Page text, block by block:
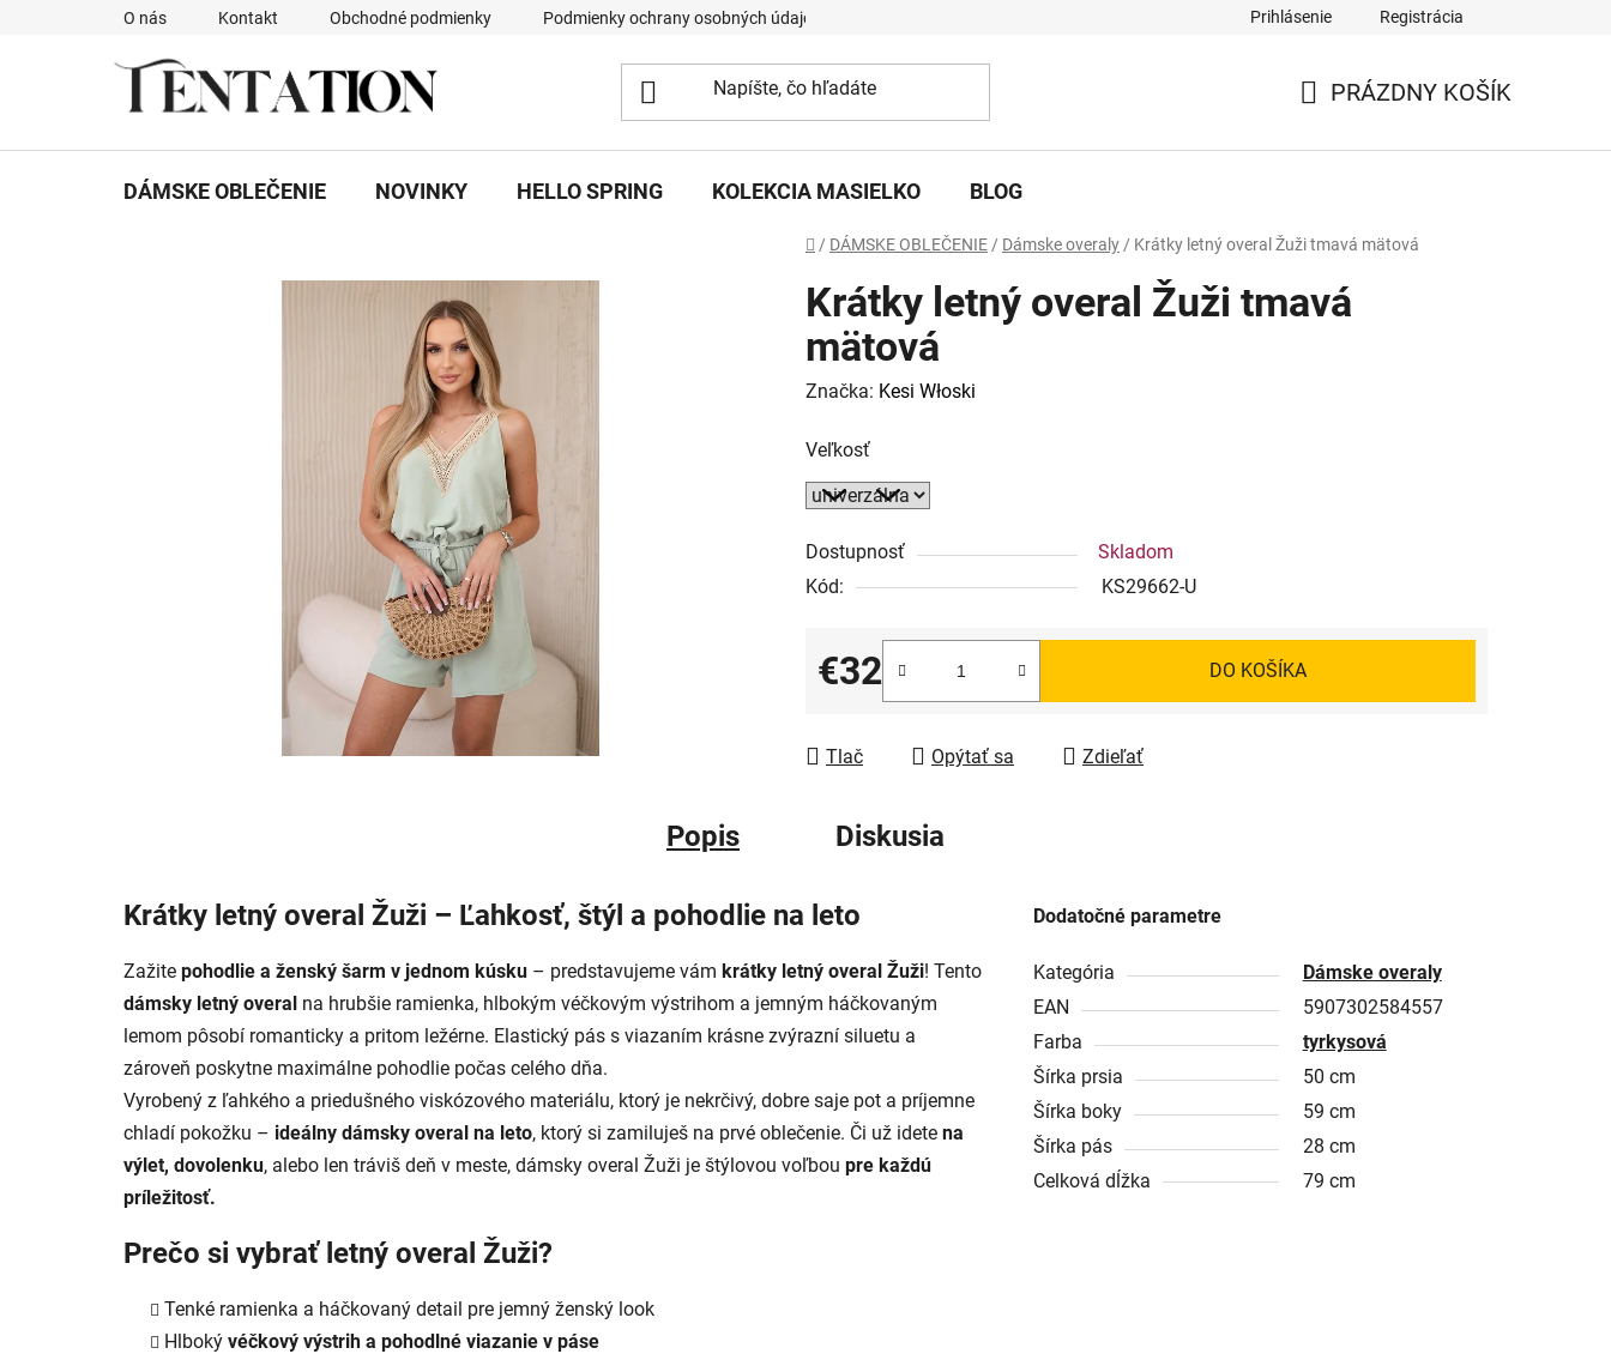
O nás Kontakt Obchodné podmienky Podmienky ochrany osobných údajov Prihlásenie Registrácia
PRÁZDNY KOŠÍK
DÁMSKE OBLEČENIE NOVINKY HELLO SPRING KOLEKCIA MASIELKO BLOG
Domov
/ DÁMSKE OBLEČENIE / Dámske overaly / Krátky letný overal Žuži tmavá mätová
Krátky letný overal Žuži tmavá
mätová
Značka: Kesi Włoski
Veľkosť
Dostupnosť
Skladom
Kód:
KS29662-U
€32
Jednotková cena:
DO KOŠÍKA
Tlač Opýtať sa Zdieľať
Popis Diskusia
Krátky letný overal Žuži – Ľahkosť, štýl a pohodlie na leto
Zažite pohodlie a ženský šarm v jednom kúsku – predstavujeme vám krátky letný overal Žuži! Tento
dámsky letný overal na hrubšie ramienka, hlbokým véčkovým výstrihom a jemným háčkovaným
lemom pôsobí romanticky a pritom ležérne. Elastický pás s viazaním krásne zvýrazní siluetu a
zároveň poskytne maximálne pohodlie počas celého dňa.
Vyrobený z ľahkého a priedušného viskózového materiálu, ktorý je nekrčivý, dobre saje pot a príjemne
chladí pokožku – ideálny dámsky overal na leto, ktorý si zamiluješ na prvé oblečenie. Či už idete na
výlet, dovolenku, alebo len tráviš deň v meste, dámsky overal Žuži je štýlovou voľbou pre každú
príležitosť.
Prečo si vybrať letný overal Žuži?
Tenké ramienka a háčkovaný detail pre jemný ženský look
Hlboký véčkový výstrih a pohodlné viazanie v páse
Dodatočné parametre
Kategória
Dámske overaly
EAN
5907302584557
Farba
tyrkysová
Šírka prsia
50 cm
Šírka boky
59 cm
Šírka pás
28 cm
Celková dĺžka
79 cm